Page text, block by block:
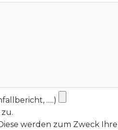
.....)
zu.
werden zum Zweck